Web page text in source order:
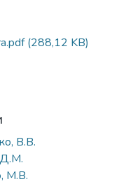
(288,12 KB)
В.В.
М.В.